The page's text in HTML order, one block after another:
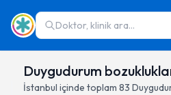
Doktor, klinik ara...
Duygudurum
İstanbul içinde toplam 83